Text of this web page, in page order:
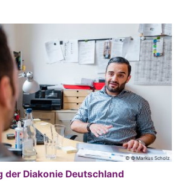
© © Markus Scholz
der Diakonie Deutschland